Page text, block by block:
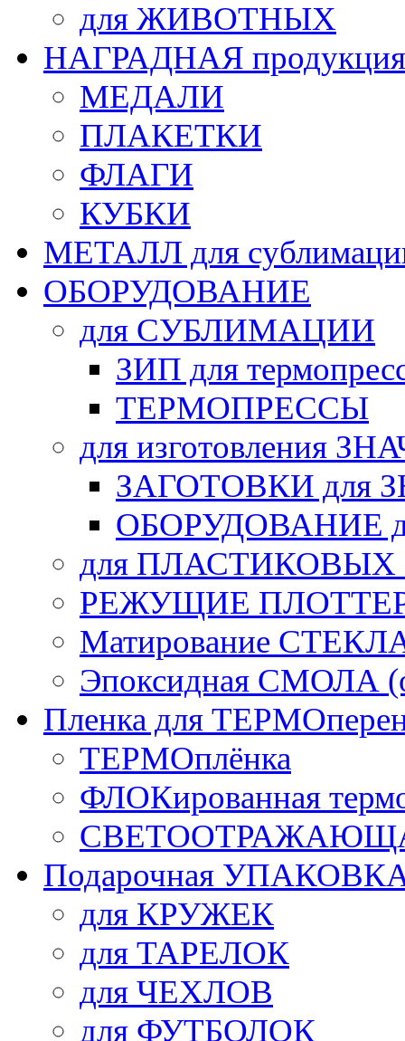
для ЖИВОТНЫХ
НАГРАДНАЯ продукция
МЕДАЛИ
ПЛАКЕТКИ
ФЛАГИ
КУБКИ
МЕТАЛЛ для
ОБОРУДОВАНИЕ
для СУБЛИМАЦИИ
ЗИП для
ТЕРМОПРЕССЫ
для изготовления
ЗАГОТОВКИ для
ОБОРУДОВАНИЕ
для ПЛАСТИКОВЫХ
РЕЖУЩИЕ
Матирование
Эпоксидная СМОЛА
Пленка для
ТЕРМОплёнка
ФЛОКированная
Подарочная
для КРУЖЕК
для ТАРЕЛОК
для ЧЕХЛОВ
для ФУТБОЛОК